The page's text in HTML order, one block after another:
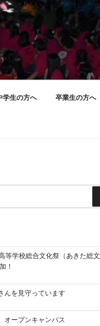
学生の方へ 卒業生の方へ
等学校総合文化祭（あきた総文
！
んを見守っています
オープンキャンパス